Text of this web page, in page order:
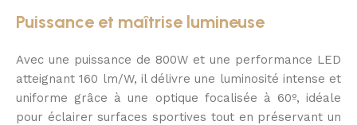
Puissance et maîtrise lumineuse
Avec une puissance de 800W et une performance LED
atteignant 160 lm/W, il délivre une luminosité intense et
uniforme grâce à une optique focalisée à 60º, idéale
pour éclairer surfaces sportives tout en préservant un